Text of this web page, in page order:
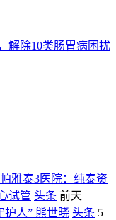
解除10类肠胃病困扰
雅泰3医院：纯泰资
试管 头条 前天
护人” 熊世晓 头条 5